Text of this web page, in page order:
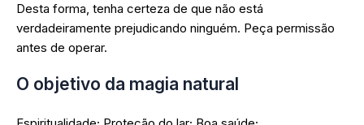
Desta forma, tenha certeza de que não está
verdadeiramente prejudicando ninguém. Peça permissão
antes de operar.
O objetivo da magia natural